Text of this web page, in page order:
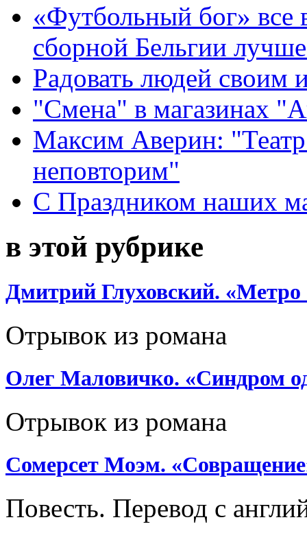
«Футбольный бог» все
сборной Бельгии
Радовать людей своим
"Смена" в магазинах
Максим Аверин:
неповторим"
С Праздником наших
в этой рубрике
Дмитрий Глуховский. «Метро
Отрывок из романа
Олег Маловичко. «Синдром
Отрывок из романа
Сомерсет Моэм.
Повесть. Перевод с